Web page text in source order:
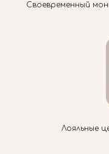
Своевременный
Лояльные